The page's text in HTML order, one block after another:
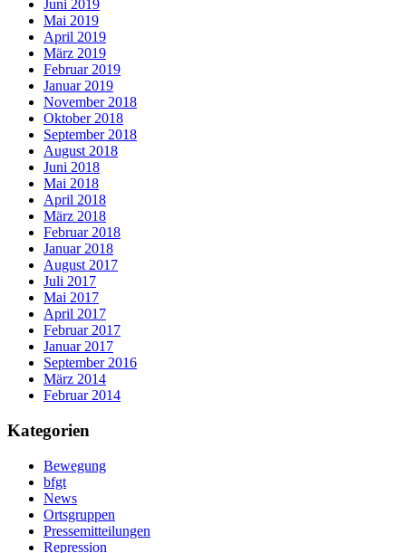
Juni 2019
Mai 2019
April 2019
März 2019
Februar 2019
Januar 2019
November 2018
Oktober 2018
September 2018
August 2018
Juni 2018
Mai 2018
April 2018
März 2018
Februar 2018
Januar 2018
August 2017
Juli 2017
Mai 2017
April 2017
Februar 2017
Januar 2017
September 2016
März 2014
Februar 2014
Kategorien
Bewegung
bfgt
News
Ortsgruppen
Pressemitteilungen
Repression